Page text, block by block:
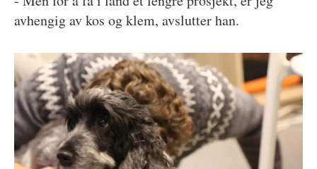
avhengig av kos og klem, avslutter han.